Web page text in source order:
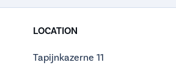
LOCATION
Tapijnkazerne 11